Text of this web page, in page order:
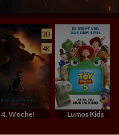
2D
4K
4. Woche! Lumos Kids